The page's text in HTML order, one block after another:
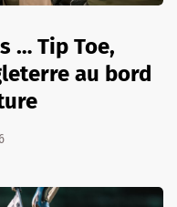
… Tip Toe,
au bord